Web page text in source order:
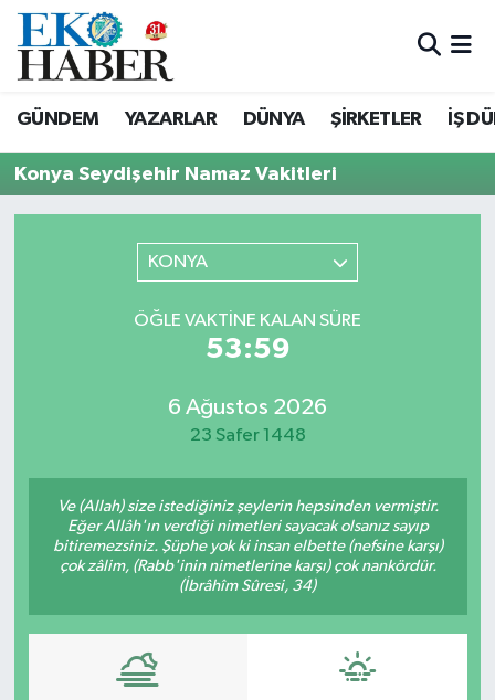
GÜNDEM YAZARLAR DÜNYA ŞİRKETLER İŞ
Konya Seydişehir Namaz Vakitleri
KONYA
ÖĞLE VAKTINE KALAN SÜRE
53:59
6 Ağustos 2026
23 Safer 1448
Ve (Allah) size istediğiniz şeylerin hepsinden vermiştir.
Eğer Allâh'ın verdiği nimetleri sayacak olsanız sayıp
bitiremezsiniz. Şüphe yok ki insan elbette (nefsine karşı)
çok zâlim, (Rabb'inin nimetlerine karşı) çok nankördür.
(İbrâhîm Sûresi, 34)
Hava Durumu
Süper Lig Puan Durumu ve Fikstür
Tüm Manşetler
Son Dakika Haberleri